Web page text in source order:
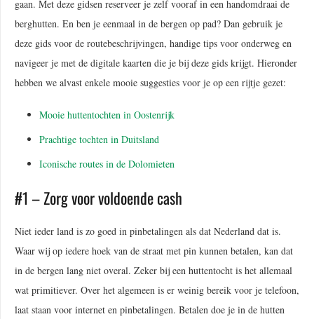
gaan. Met deze gidsen reserveer je zelf vooraf in een handomdraai de
berghutten. En ben je eenmaal in de bergen op pad? Dan gebruik je
deze gids voor de routebeschrijvingen, handige tips voor onderweg en
navigeer je met de digitale kaarten die je bij deze gids krijgt. Hieronder
hebben we alvast enkele mooie suggesties voor je op een rijtje gezet:
Mooie huttentochten in Oostenrijk
Prachtige tochten in Duitsland
Iconische routes in de Dolomieten
#1 – Zorg voor voldoende cash
Niet ieder land is zo goed in pinbetalingen als dat Nederland dat is.
Waar wij op iedere hoek van de straat met pin kunnen betalen, kan dat
in de bergen lang niet overal. Zeker bij een huttentocht is het allemaal
wat primitiever. Over het algemeen is er weinig bereik voor je telefoon,
laat staan voor internet en pinbetalingen. Betalen doe je in de hutten